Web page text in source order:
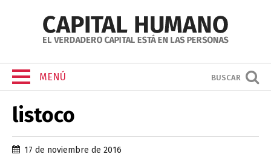
MENÚ BUSCAR
listoco
17 de noviembre de 2016